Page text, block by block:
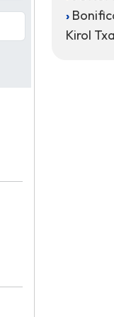
Kirol